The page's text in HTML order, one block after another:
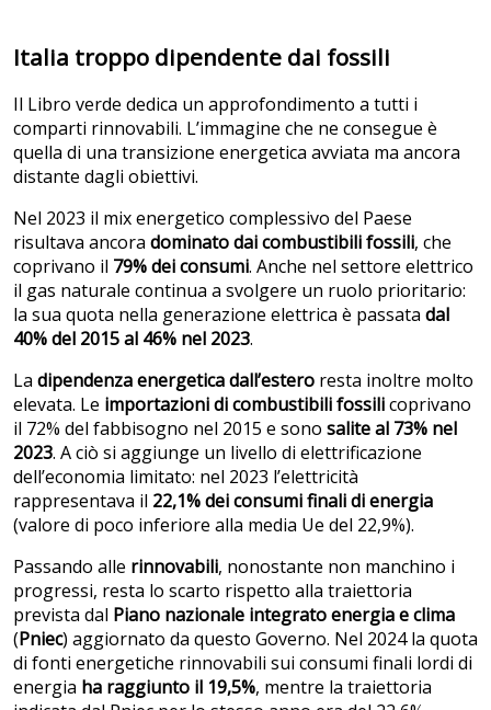
Italia troppo dipendente dai fossili
Il Libro verde dedica un approfondimento a tutti i
comparti rinnovabili. L’immagine che ne consegue è
quella di una transizione energetica avviata ma ancora
distante dagli obiettivi.
Nel 2023 il mix energetico complessivo del Paese
risultava ancora dominato dai combustibili fossili, che
coprivano il 79% dei consumi. Anche nel settore elettrico
il gas naturale continua a svolgere un ruolo prioritario:
la sua quota nella generazione elettrica è passata dal
40% del 2015 al 46% nel 2023.
La dipendenza energetica dall’estero resta inoltre molto
elevata. Le importazioni di combustibili fossilicoprivano
il 72% del fabbisogno nel 2015 e sono salite al 73% nel
2023. A ciò si aggiunge un livello di elettrificazione
dell’economia limitato: nel 2023 l’elettricità
rappresentava il 22,1% dei consumi finali di energia
(valore di poco inferiore alla media Ue del 22,9%).
Passando alle rinnovabili, nonostante non manchino i
progressi, resta lo scarto rispetto alla traiettoria
prevista dal Piano nazionale integrato energia e clima
(Pniec) aggiornato da questo Governo. Nel 2024 la quota
di fonti energetiche rinnovabili sui consumi finali lordi di
energia ha raggiunto il 19,5%, mentre la traiettoria